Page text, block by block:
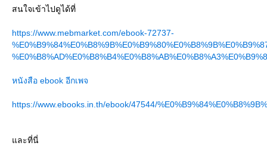
สนใจเข้าไปดูได้ที่
https://www.mebmarket.com/ebook-72737-
หนังสือ ebook อีกเพจ
https://www.ebooks.in.th/ebook/47544/
ละที่นี่